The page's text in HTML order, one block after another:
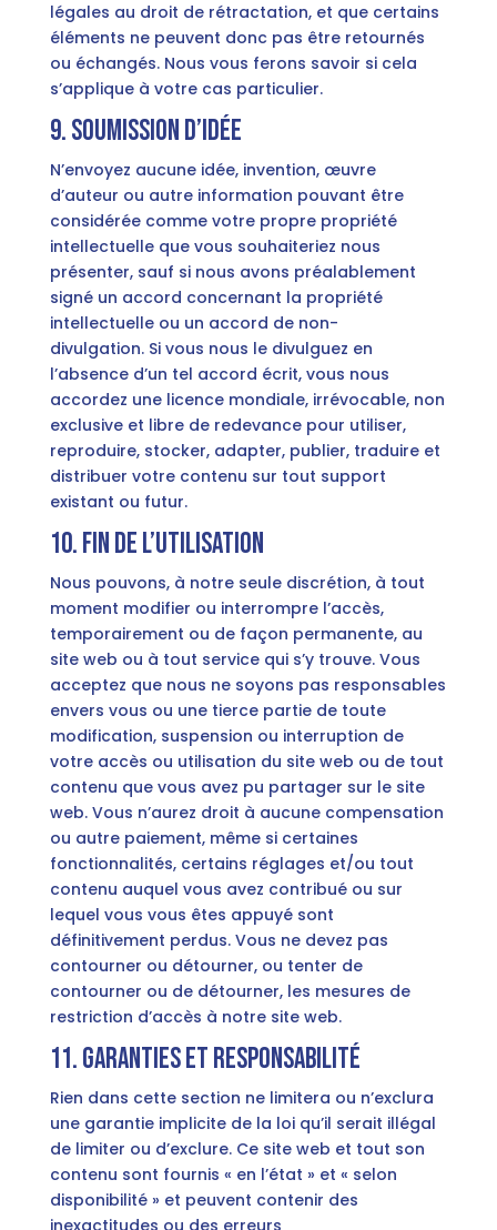
légales au droit de rétractation, et que certains
éléments ne peuvent donc pas être retournés
ou échangés. Nous vous ferons savoir si cela
s’applique à votre cas particulier.
9. Soumission d’idée
N’envoyez aucune idée, invention, œuvre
d’auteur ou autre information pouvant être
considérée comme votre propre propriété
intellectuelle que vous souhaiteriez nous
présenter, sauf si nous avons préalablement
signé un accord concernant la propriété
intellectuelle ou un accord de non-
divulgation. Si vous nous le divulguez en
l’absence d’un tel accord écrit, vous nous
accordez une licence mondiale, irrévocable, non
exclusive et libre de redevance pour utiliser,
reproduire, stocker, adapter, publier, traduire et
distribuer votre contenu sur tout support
existant ou futur.
10. Fin de l’utilisation
Nous pouvons, à notre seule discrétion, à tout
moment modifier ou interrompre l’accès,
temporairement ou de façon permanente, au
site web ou à tout service qui s’y trouve. Vous
acceptez que nous ne soyons pas responsables
envers vous ou une tierce partie de toute
modification, suspension ou interruption de
votre accès ou utilisation du site web ou de tout
contenu que vous avez pu partager sur le site
web. Vous n’aurez droit à aucune compensation
ou autre paiement, même si certaines
fonctionnalités, certains réglages et/ou tout
contenu auquel vous avez contribué ou sur
lequel vous vous êtes appuyé sont
définitivement perdus. Vous ne devez pas
contourner ou détourner, ou tenter de
contourner ou de détourner, les mesures de
restriction d’accès à notre site web.
11. Garanties et responsabilité
Rien dans cette section ne limitera ou n’exclura
une garantie implicite de la loi qu’il serait illégal
de limiter ou d’exclure. Ce site web et tout son
contenu sont fournis « en l’état » et « selon
disponibilité » et peuvent contenir des
inexactitudes ou des erreurs